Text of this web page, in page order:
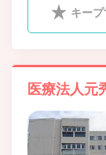
キープ
医療法人元